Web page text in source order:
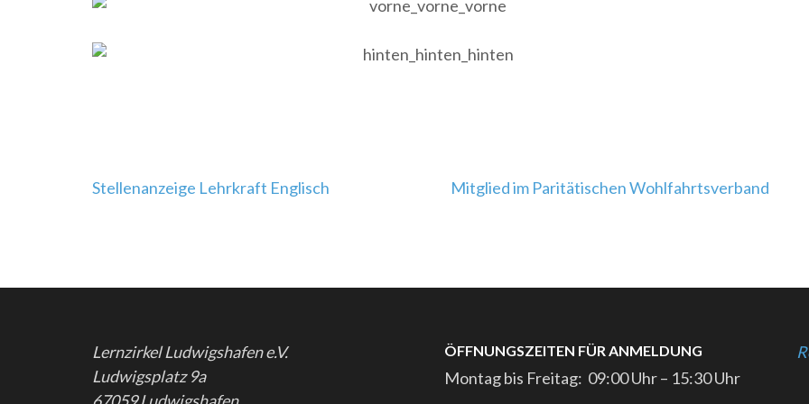
Beitragsnavigation
Stellenanzeige Lehrkraft Englisch Mitglied im Paritätischen Wohlfahrtsverband
Lernzirkel Ludwigshafen e.V.
Ludwigsplatz 9a
ÖFFNUNGSZEITEN FÜR ANMELDUNG
Montag bis Freitag: 09:00 Uhr – 15:30 Uhr